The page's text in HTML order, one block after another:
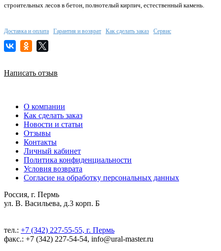
строительных лесов в бетон, полнотелый кирпич, естественный камень.
Доставка и оплата Гарантия и возврат Как сделать заказ Сервис
Написать отзыв
О компании
Как сделать заказ
Новости и статьи
Отзывы
Контакты
Личный кабинет
Политика конфиденциальности
Условия возврата
Согласие на обработку персональных данных
Россия, г. Пермь
ул. В. Васильева, д.3 корп. Б
тел.: +7 (342) 227-55-55, г. Пермь
факс.: +7 (342) 227-54-54, info@ural-master.ru